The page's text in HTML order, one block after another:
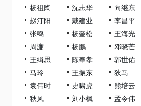
杨祖陶
沈志华
向继东
赵汀阳
戴建业
李昌平
张鸣
杨奎松
王海光
周濂
杨鹏
邓晓芒
王缉思
陈奉孝
郭世佑
马玲
王振东
狄马
袁伟时
史啸虎
熊培云
秋风
刘小枫
孟令伟